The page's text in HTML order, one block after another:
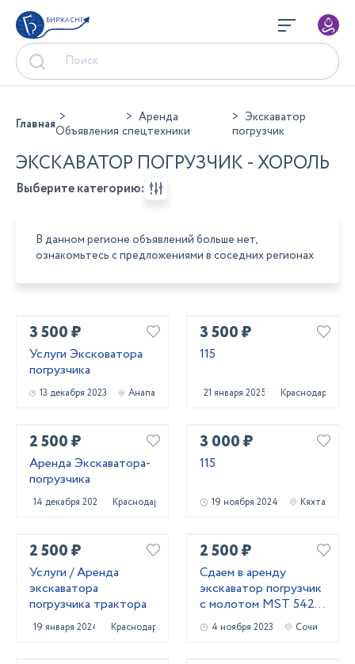
БИРЖА СНГ
ГлавнаяОбъявления
Аренда
спецтехники
Экскаватор
погрузчик
ЭКСКАВАТОР ПОГРУЗЧИК - ХОРОЛЬ
Выберите категорию:
В данном регионе объявлений больше нет,
ознакомьтесь с предложениями в соседних регионах
3 500 ₽
Услуги Эксковатора
погрузчика
13 декабря 2023 Анапа
3 500 ₽
115
21 января 2025 Краснодар
2 500 ₽
Аренда Экскаватора-
погрузчика
14 декабря 2023 Краснодар
3 000 ₽
115
19 ноября 2024 Кяхта
2 500 ₽
Услуги / Аренда
экскаватора
погрузчика трактора
19 января 2024 Краснодар
2 500 ₽
Сдаем в аренду
экскаватор погрузчик
с молотом МSТ 542 в
г.Сочи4 ноября 2023 Сочи